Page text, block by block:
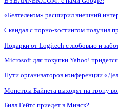
«Белтелеком» расширил внешний
Скандал с порно-хостингом получил
Подарки от Logitech с любовью и
Microsoft для покупки Yahoo! придется
Пути организаторов конференции
Монстры Байнета выходят на тропу
Билл Гейтс приедет в Минск?